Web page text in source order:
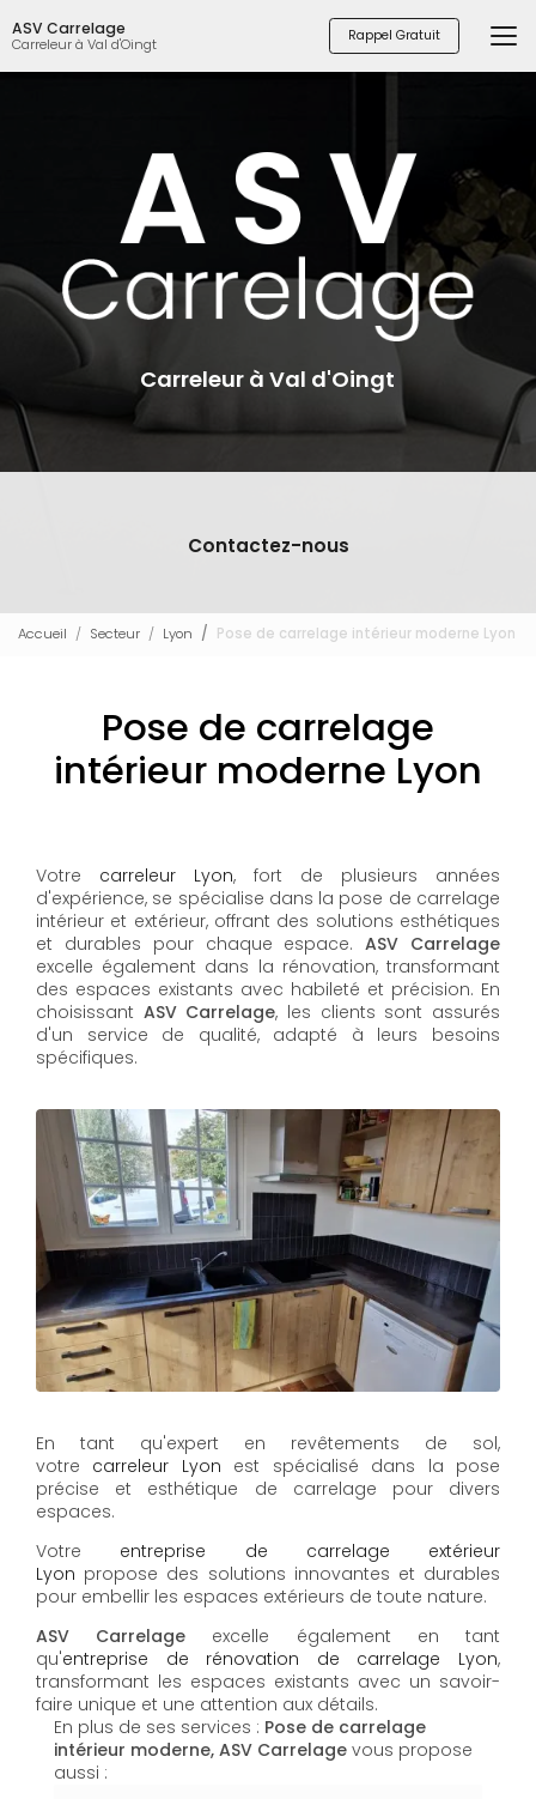
au
contenu
principal
ASV Carrelage
Carreleur à Val d'Oingt Rappel Gratuit
Carreleur à Val d'Oingt
Contactez-nous
Accueil Secteur Lyon Pose de carrelage intérieur moderne Lyon
Pose de carrelage
intérieur moderne Lyon
Votre carreleur Lyon, fort de plusieurs années
d'expérience, se spécialise dans la pose de carrelage
intérieur et extérieur, offrant des solutions esthétiques
et durables pour chaque espace.ASV Carrelage
excelle également dans la rénovation, transformant
des espaces existants avec habileté et précision. En
choisissant ASV Carrelage, les clients sont assurés
d'un service de qualité, adapté à leurs besoins
spécifiques.
En tant qu'expert en revêtements de sol,
votre carreleur Lyon est spécialisé dans la pose
précise et esthétique de carrelage pour divers
espaces.
Votre entreprise de carrelage extérieur
Lyon propose des solutions innovantes et durables
pour embellir les espaces extérieurs de toute nature.
ASV Carrelage excelle également en tant
qu'entreprise de rénovation de carrelage Lyon,
transformant les espaces existants avec un savoir-
faire unique et une attention aux détails.
En plus de ses services : Pose de carrelage
intérieur moderne, ASV Carrelage vous propose
aussi :